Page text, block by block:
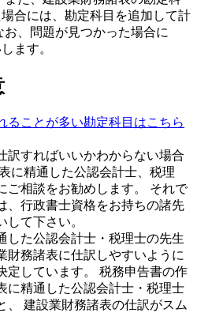
合には、勘定科目を追加して計
お、問題が見つかった場合に
ます。
ることが多い勘定科目はこちら
訳すればいいかわからない場合
に精通した公認会計士、税理
ご相談をお勧めします。 それで
、行政書士資格をお持ちの諸先
て下さい。
した公認会計士・税理士の先生
財務諸表に仕訳しやすいように
定しています。 税務申告書の作
に精通した公認会計士・税理士
、 建設業財務諸表の仕訳がスム